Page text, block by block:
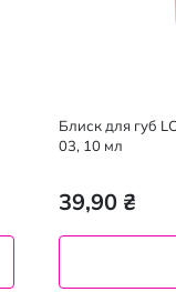
Блиск для губ
03, 10 мл
39,90 ₴